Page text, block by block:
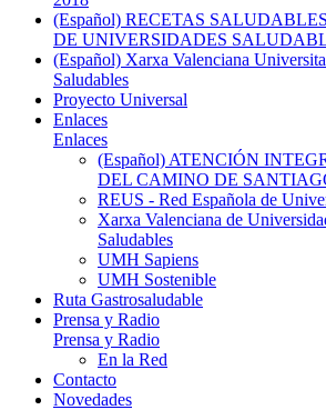
(Español) RECETAS
DE UNIVERSIDADES
(Español) Xarxa Valenciana
Saludables
Proyecto Universal
Enlaces
Enlaces
(Español) ATENCIÓN
DEL CAMINO DE
REUS - Red Española de
Xarxa Valenciana de
Saludables
UMH Sapiens
UMH Sostenible
Ruta Gastrosaludable
Prensa y Radio
Prensa y Radio
En la Red
Contacto
Novedades